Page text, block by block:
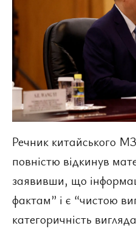
Речник китайського
повністю відкинув
заявивши, що
фактам” і є “чистою
категоричність